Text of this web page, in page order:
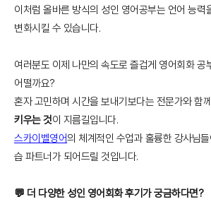
이처럼 올바른 방식의 성인 영어공부는 언어 능력
변화시킬 수 있습니다.
여러분도 이제 나만의 속도로 즐겁게 영어회화 공
어떨까요?
혼자 고민하며 시간을 보내기보다는 전문가와 함
키우는 것이 지름길입니다.
스카이벨영어의 체계적인 수업과 훌륭한 강사님
습 파트너가 되어드릴 것입니다.
💬 더 다양한 성인 영어회화 후기가 궁금하다면?